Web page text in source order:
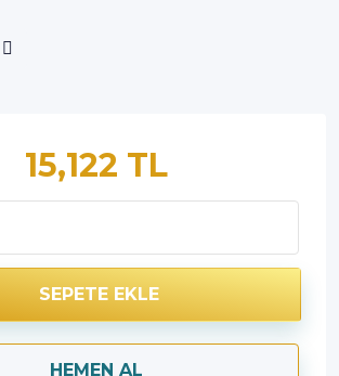
15,122 TL
SEPETE EKLE
HEMEN AL